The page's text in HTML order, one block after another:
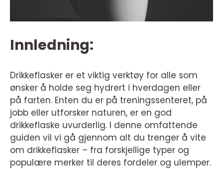
Innledning:
Drikkeflasker er et viktig verktøy for alle som
ønsker å holde seg hydrert i hverdagen eller
på farten. Enten du er på treningssenteret, på
jobb eller utforsker naturen, er en god
drikkeflaske uvurderlig. I denne omfattende
guiden vil vi gå gjennom alt du trenger å vite
om drikkeflasker – fra forskjellige typer og
populære merker til deres fordeler og ulemper.